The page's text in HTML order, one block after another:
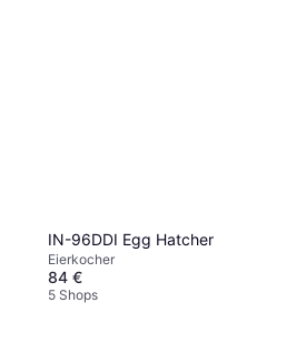
IN-96DDI Egg Hatcher
Eierkocher
84 €
5 Shops